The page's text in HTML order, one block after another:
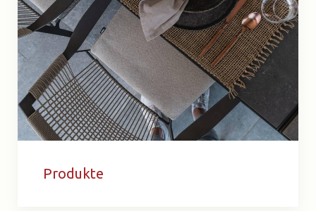
Produkte